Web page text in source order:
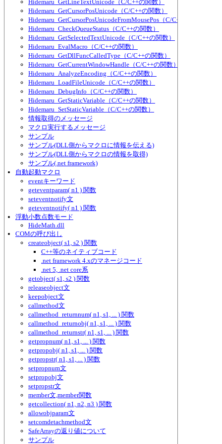
Hidemaru_GetLineTextUnicode（C/C++の関数）
Hidemaru_GetCursorPosUnicode（C/C++の関数）
Hidemaru_GetCursorPosUnicodeFromMousePos（C/C++の関数）
Hidemaru_CheckQueueStatus（C/C++の関数）
Hidemaru_GetSelectedTextUnicode（C/C++の関数）
Hidemaru_EvalMacro（C/C++の関数）
Hidemaru_GetDllFuncCalledType（C/C++の関数）
Hidemaru_GetCurrentWindowHandle（C/C++の関数）
Hidemaru_AnalyzeEncoding（C/C++の関数）
Hidemaru_LoadFileUnicode（C/C++の関数）
Hidemaru_DebugInfo（C/C++の関数）
Hidemaru_GetStaticVariable（C/C++の関数）
Hidemaru_SetStaticVariable（C/C++の関数）
情報取得のメッセージ
マクロ実行するメッセージ
サンプル
サンプル(DLL側からマクロに情報を伝える)
サンプル(DLL側からマクロの情報を取得)
サンプル(.net framework)
自動起動マクロ
eventキーワード
geteventparam( n1 ) 関数
seteventnotify文
geteventnotify( n1 ) 関数
浮動小数点数モード
HideMath.dll
COMの呼び出し
createobject( s1, s2 ) 関数
C++等のネイティブコード
.net framework 4.xのマネージコード
.net 5, .net core系
getobject( s1, s2 ) 関数
releaseobject文
keepobject文
callmethod文
callmethod_returnnum( n1, s1, ... ) 関数
callmethod_returnobj( n1, s1, ... ) 関数
callmethod_returnstr( n1, s1, ... ) 関数
getpropnum( n1, s1, ... ) 関数
getpropobj( n1, s1, ... ) 関数
getpropstr( n1, s1, ... ) 関数
setpropnum文
setpropobj文
setpropstr文
member文,member関数
getcollection( n1, n2, n3 ) 関数
allowobjparam文
setcomdetachmethod文
SafeArrayの返り値について
サンプル